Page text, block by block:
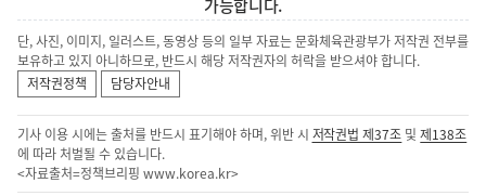
가능합니다.
단, 사진, 이미지, 일러스트, 동영상 등의 일부 자료는 문화체육관광부가 저작권 전부를
보유하고 있지 아니하므로, 반드시 해당 저작권자의 허락을 받으셔야 합니다.
저작권정책
담당자안내
기사 이용 시에는 출처를 반드시 표기해야 하며, 위반 시 저작권법 제37조 및제138조
에 따라 처벌될 수 있습니다.
<자료출처=정책브리핑 www.korea.kr>